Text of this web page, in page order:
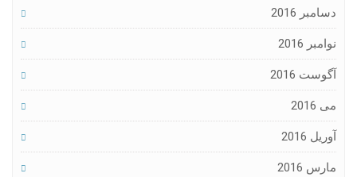
دسامبر 2016
نوامبر 2016
آگوست 2016
می 2016
آوریل 2016
مارس 2016